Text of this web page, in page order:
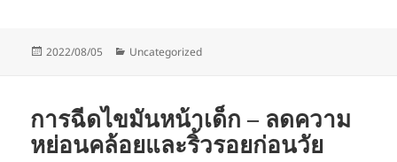
Posted
2022/08/05 Categories
Uncategorized
การฉีดไขมันหน้าเด็ก – ลดความ
หย่อนคล้อยและริ้วรอยก่อนวัย